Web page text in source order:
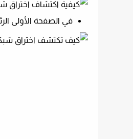
في الصفحة الأولى